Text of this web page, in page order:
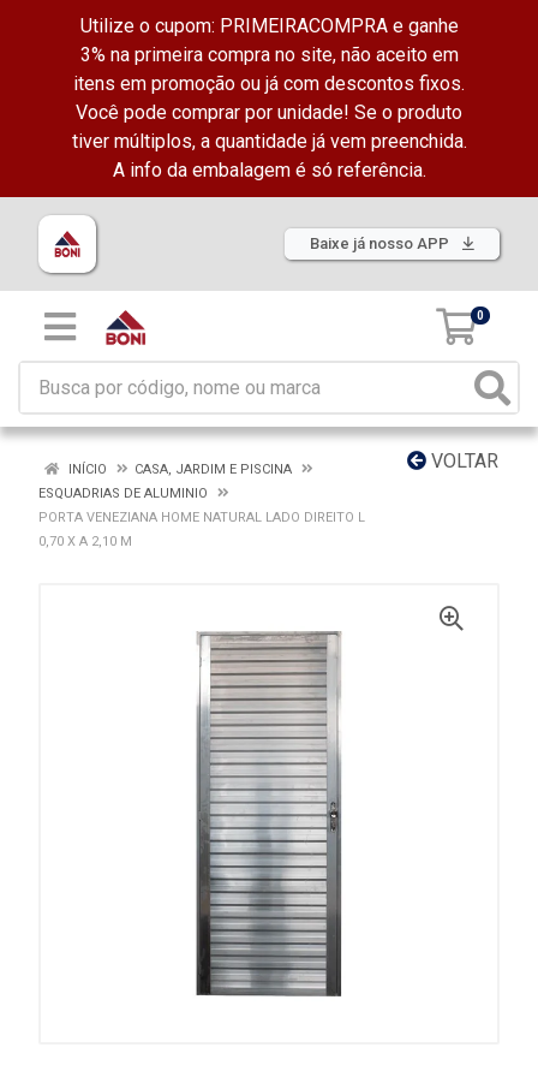
Utilize o cupom: PRIMEIRACOMPRA e ganhe
3% na primeira compra no site, não aceito em
itens em promoção ou já com descontos fixos.
Você pode comprar por unidade! Se o produto
tiver múltiplos, a quantidade já vem preenchida.
A info da embalagem é só referência.
Baixe já nosso APP
0
VOLTAR
INÍCIO
CASA, JARDIM E PISCINA
ESQUADRIAS DE ALUMINIO
PORTA VENEZIANA HOME NATURAL LADO DIREITO L
0,70 X A 2,10 M